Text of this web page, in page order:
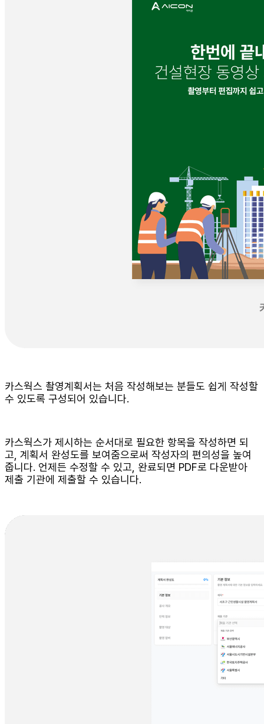
카스웍스 촬영계획서는 처음 작성해보는 분들도 쉽게 작성할
수 있도록 구성되어 있습니다.
카스웍스가 제시하는 순서대로 필요한 항목을 작성하면 되
고, 계획서 완성도를 보여줌으로써 작성자의 편의성을 높여
줍니다. 언제든 수정할 수 있고, 완료되면 PDF로 다운받아
제출 기관에 제출할 수 있습니다.